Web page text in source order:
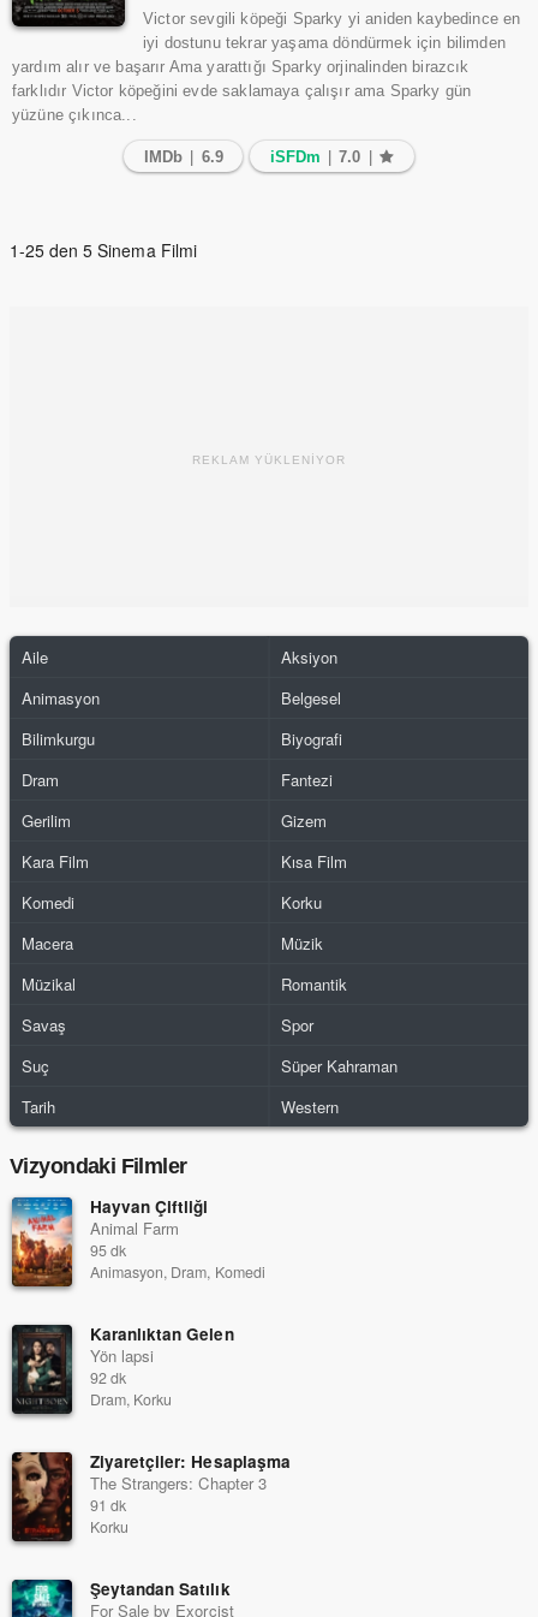
Victor sevgili köpeği Sparky yi aniden kaybedince en
iyi dostunu tekrar yaşama döndürmek için bilimden
yardım alır ve başarır Ama yarattığı Sparky orjinalinden birazcık
farklıdır Victor köpeğini evde saklamaya çalışır ama Sparky gün
yüzüne çıkınca...
IMDb 6.9 iSFDm 7.0
1-25 den 5 Sinema Filmi
REKLAM YÜKLENİYOR
Aile
Aksiyon
Animasyon
Belgesel
Bilimkurgu
Biyografi
Dram
Fantezi
Gerilim
Gizem
Kara Film
Kısa Film
Komedi
Korku
Macera
Müzik
Müzikal
Romantik
Savaş
Spor
Suç
Süper Kahraman
Tarih
Western
Vizyondaki Filmler
Hayvan Çiftliği
Animal Farm
95 dk
Animasyon, Dram, Komedi
Karanlıktan Gelen
Yön lapsi
92 dk
Dram, Korku
Ziyaretçiler: Hesaplaşma
The Strangers: Chapter 3
91 dk
Korku
Şeytandan Satılık
For Sale by Exorcist